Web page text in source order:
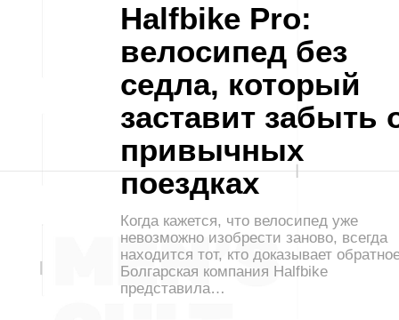
Halfbike Pro:
велосипед без
седла, который
заставит забыть
привычных
поездках
Когда кажется, что велосипед уже
невозможно изобрести заново, всегда
находится тот, кто доказывает
Болгарская компания Halfbike
представила…